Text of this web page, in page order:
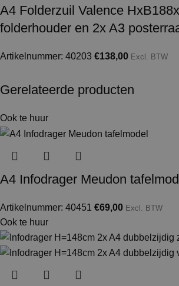
A4 Folderzuil Valence
folderhouder en 2x A3
Artikelnummer: 40203 €138,00 Excl. BTW
Gerelateerde producten
Ook te huur
A4 Infodrager Meudon
Artikelnummer: 40451 €69,00 Excl. BTW
Ook te huur